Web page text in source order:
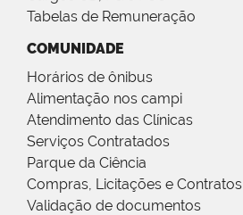
Tabelas de Remuneração
COMUNIDADE
Horários de ônibus
Alimentação nos campi
Atendimento das Clínicas
Serviços Contratados
Parque da Ciência
Compras, Licitações e Contratos
Validação de documentos